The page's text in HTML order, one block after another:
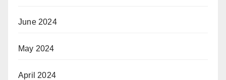
June 2024
May 2024
April 2024